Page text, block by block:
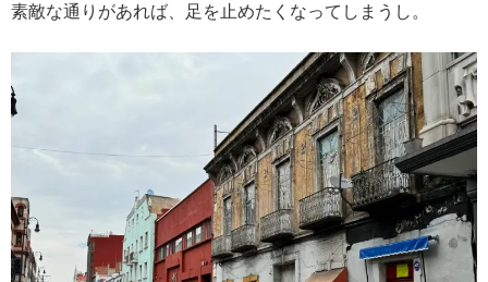
素敵な通りがあれば、足を止めたくなってしまうし。